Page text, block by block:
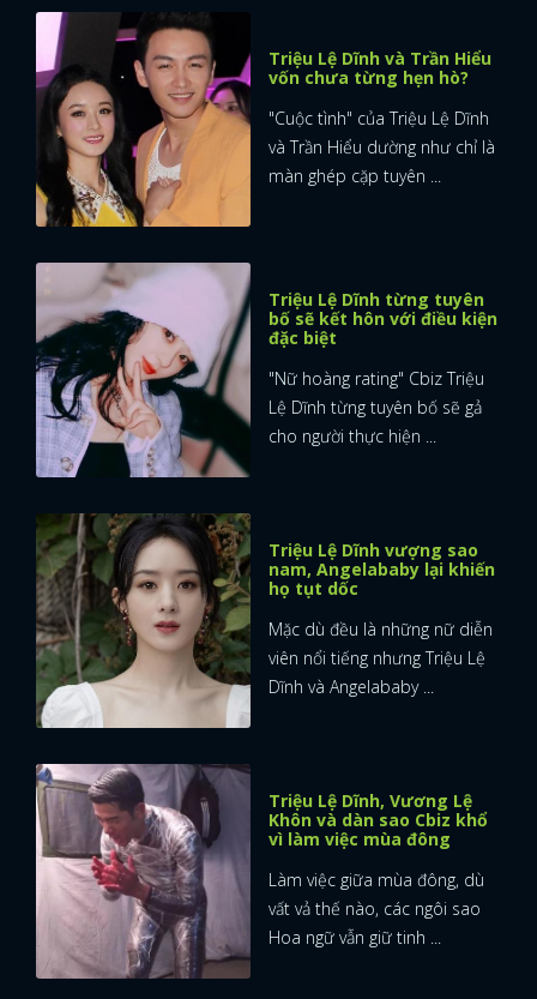
Triệu Lệ Dĩnh và Trần Hiểu
vốn chưa từng hẹn hò?
"Cuộc tình" của Triệu Lệ Dĩnh
và Trần Hiểu dường như chỉ là
màn ghép cặp tuyên ...
Triệu Lệ Dĩnh từng tuyên
bố sẽ kết hôn với điều kiện
đặc biệt
"Nữ hoàng rating" Cbiz Triệu
Lệ Dĩnh từng tuyên bố sẽ gả
cho người thực hiện ...
Triệu Lệ Dĩnh vượng sao
nam, Angelababy lại khiến
họ tụt dốc
Mặc dù đều là những nữ diễn
viên nổi tiếng nhưng Triệu Lệ
Dĩnh và Angelababy ...
Triệu Lệ Dĩnh, Vương Lệ
Khôn và dàn sao Cbiz khổ
vì làm việc mùa đông
Làm việc giữa mùa đông, dù
vất vả thế nào, các ngôi sao
Hoa ngữ vẫn giữ tinh ...